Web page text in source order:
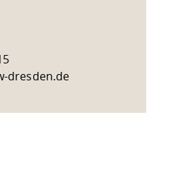
dresden.de